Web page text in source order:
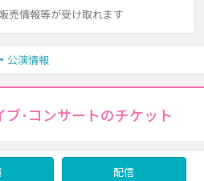
売情報等が受け取れます
公演情報
･コンサートのチケット
配信